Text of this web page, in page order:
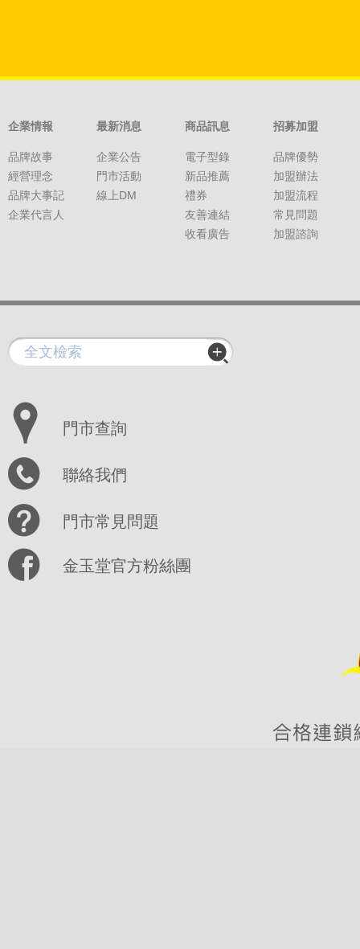
企業情報
品牌故事
經營理念
品牌大事記
企業代言人
最新消息
企業公告
門市活動
線上DM
商品訊息
電子型錄
新品推薦
禮券
友善連結
收看廣告
招募加盟
品牌優勢
加盟辦法
加盟流程
常見問題
加盟諮詢
門市查詢
聯絡我們
門市常見問題
金玉堂官方粉絲團